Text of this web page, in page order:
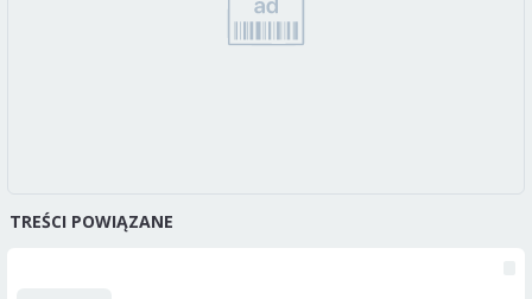
TREŚCI POWIĄZANE